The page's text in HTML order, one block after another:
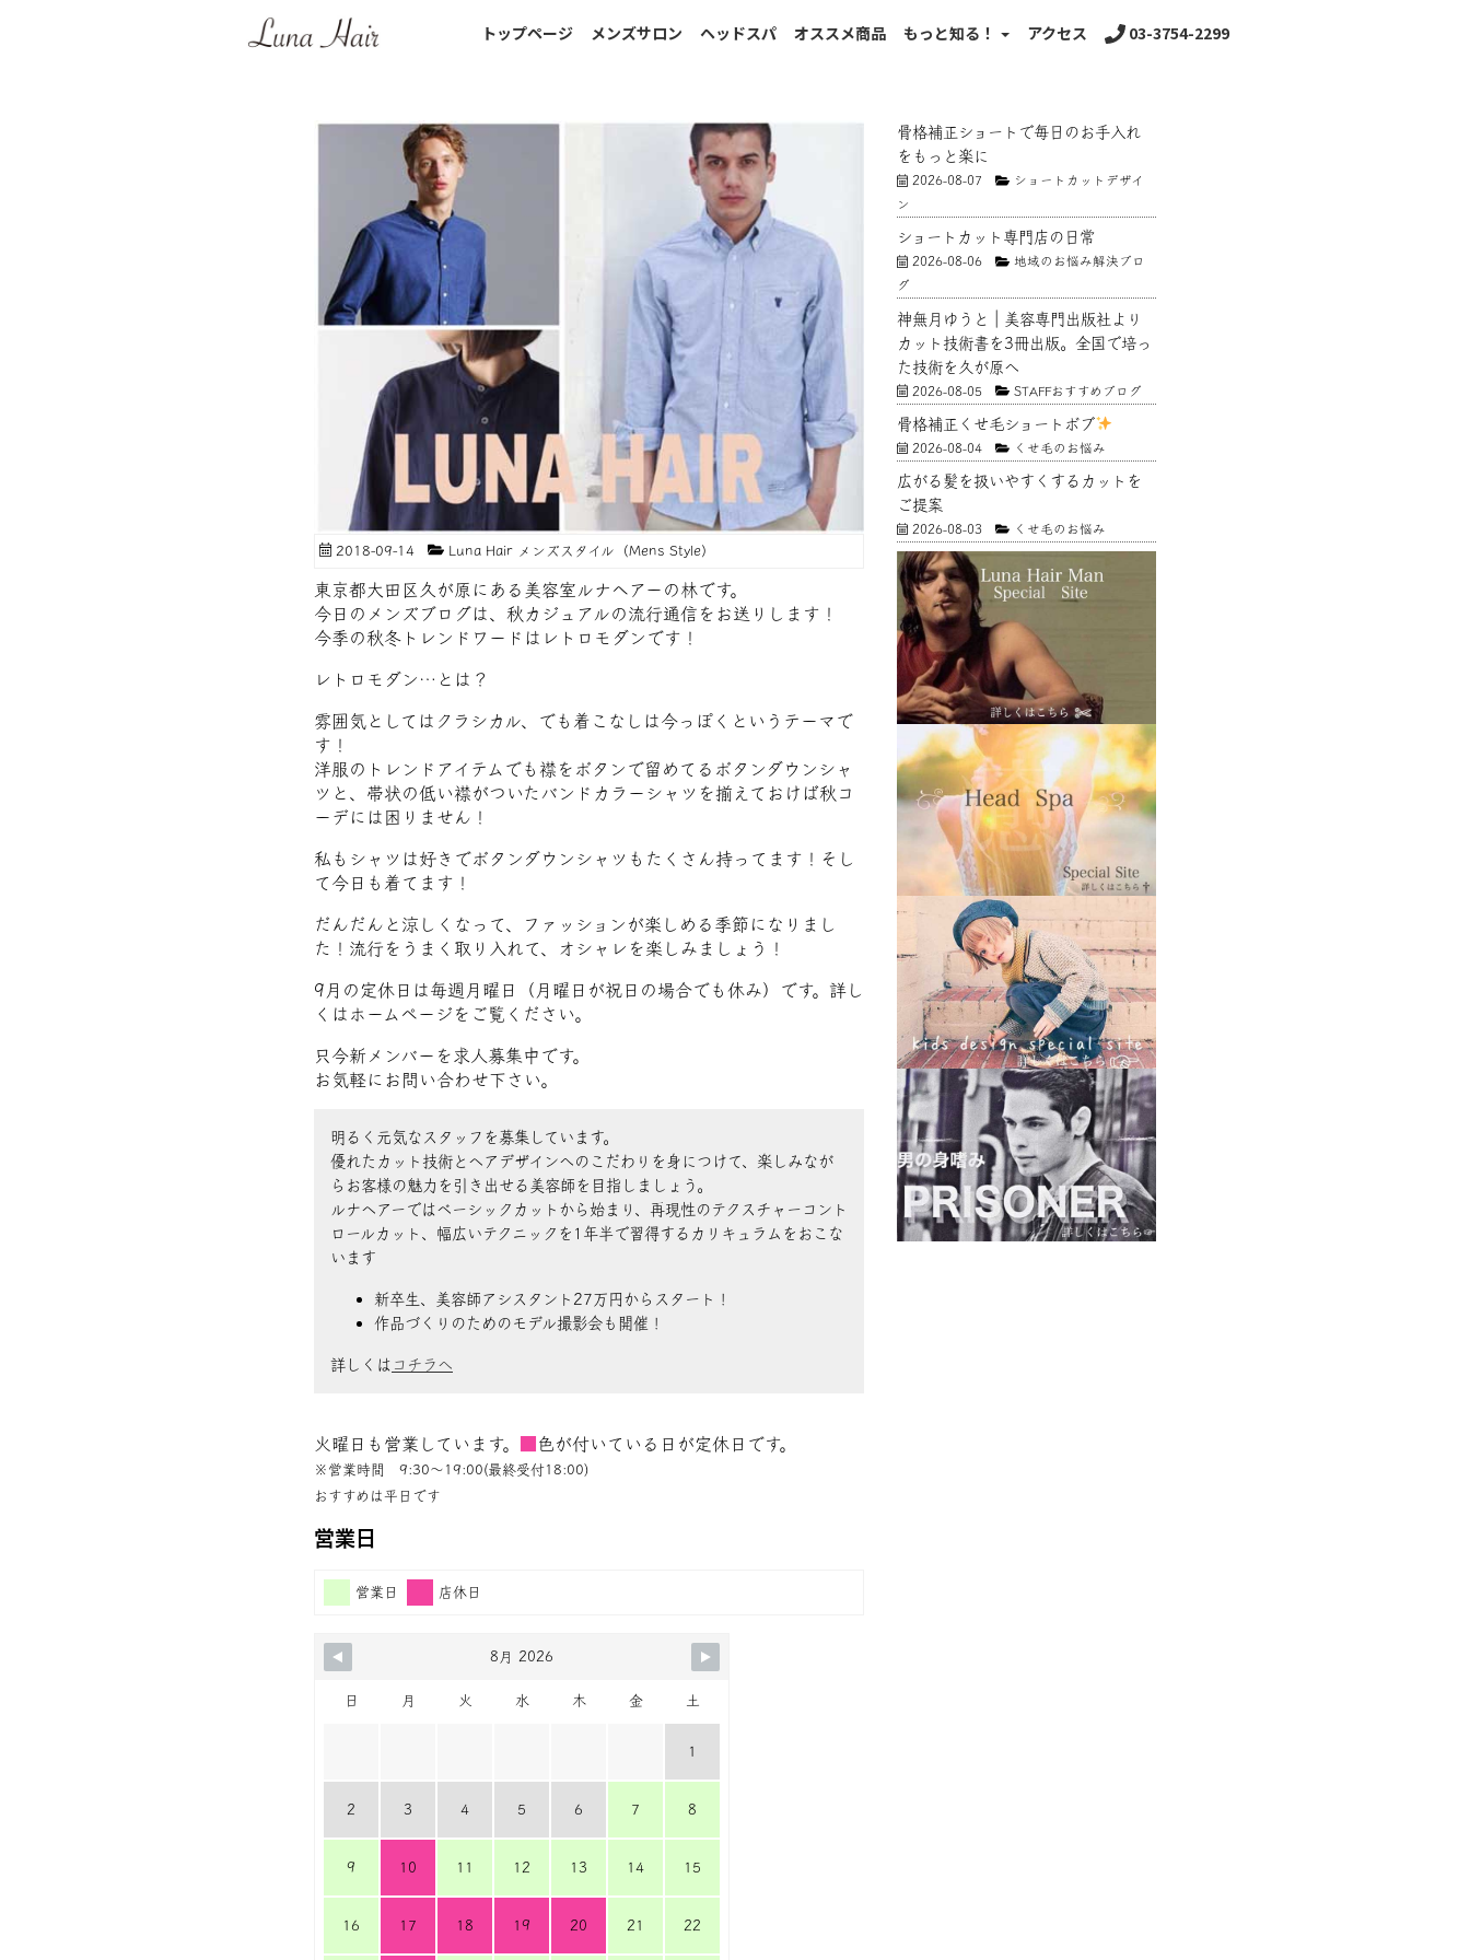
トップページ メンズサロン ヘッドスパ オススメ商品 もっと知る！ アクセス 03-3754-2299
2018-09-14 Luna Hair メンズスタイル（Mens Style）
東京都大田区久が原にある美容室ルナヘアーの林です。
今日のメンズブログは、秋カジュアルの流行通信をお送りします！
今季の秋冬トレンドワードはレトロモダンです！
レトロモダン…とは？
雰囲気としてはクラシカル、でも着こなしは今っぽくというテーマで
す！
洋服のトレンドアイテムでも襟をボタンで留めてるボタンダウンシャ
ツと、帯状の低い襟がついたバンドカラーシャツを揃えておけば秋コ
ーデには困りません！
私もシャツは好きでボタンダウンシャツもたくさん持ってます！そし
て今日も着てます！
だんだんと涼しくなって、ファッションが楽しめる季節になりまし
た！流行をうまく取り入れて、オシャレを楽しみましょう！
9月の定休日は毎週月曜日（月曜日が祝日の場合でも休み）です。詳し
くはホームページをご覧ください。
只今新メンバーを求人募集中です。
お気軽にお問い合わせ下さい。
明るく元気なスタッフを募集しています。
優れたカット技術とヘアデザインへのこだわりを身につけて、楽しみなが
らお客様の魅力を引き出せる美容師を目指しましょう。
ルナヘアーではベーシックカットから始まり、再現性のテクスチャーコント
ロールカット、幅広いテクニックを1年半で習得するカリキュラムをおこな
います
新卒生、美容師アシスタント27万円からスタート！
作品づくりのためのモデル撮影会も開催！
詳しくは コチラへ
火曜日も営業しています。 色が付いている日が定休日です。
※営業時間 9:30〜19:00(最終受付18:00)
おすすめは平日です
営業日
営業日 店休日
8月 2026
日 月 火 水 木 金 土
1
2 3 4 5 6 7 8
9 10 11 12 13 14 15
16 17 18 19 20 21 22
骨格補正ショートで毎日のお手入れ
をもっと楽に
2026-08-07
ショートカットデザイ
ン
ショートカット専門店の日常
2026-08-06
地域のお悩み解決ブロ
グ
神無月ゆうと｜美容専門出版社より
カット技術書を3冊出版。全国で培っ
た技術を久が原へ
2026-08-05 STAFFおすすめブログ
骨格補正くせ毛ショートボブ
2026-08-04 くせ毛のお悩み
広がる髪を扱いやすくするカットを
ご提案
2026-08-03 くせ毛のお悩み